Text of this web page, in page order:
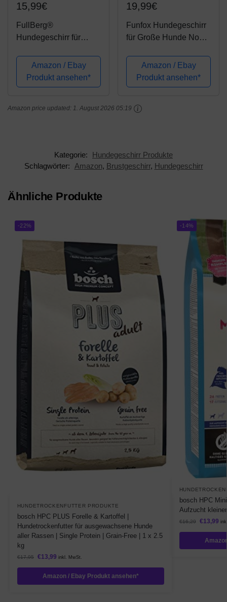
15,99€
FullBerg®
Hundegeschirr für
Geschirr
Sicherheitsgeschirr
Brustgeschirr Dog
verstellbar
Amazon / Ebay
Produkt ansehen*
19,99€
Funfox Hundegeschirr
für Große Hunde No
Einstellbar Anti Zug
Sicherheitsgeschirr
Mittlere Hunde
Groß Atmungsaktiv
Amazon / Ebay
Produkt ansehen*
Amazon price updated: 1. August 2026 05:19
Kategorie:
Hundegeschirr Produkte
Schlagwörter:
Amazon, Brustgeschirr, Hundegeschirr
Ähnliche Produkte
-22%
HUNDETROCKENFUTTER PRODUKTE
bosch HPC PLUS Forelle & Kartoffel |
Hundetrockenfutter für ausgewachsene Hunde
aller Rassen | Single Protein | Grain-Free | 1 x 2.5
kg
€17,95 €13,99 inkl. MwSt.
Amazon / Ebay Produkt ansehen*
-14%
bosch HPC
Aufzucht
€16,29 €13,99